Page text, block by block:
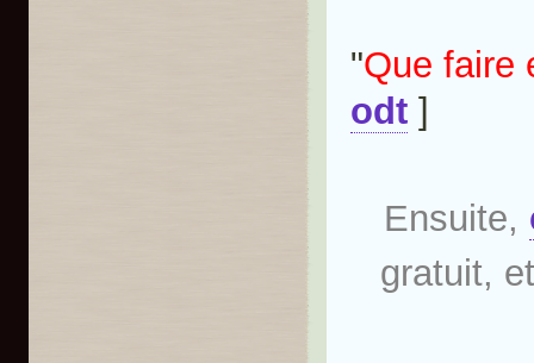
"Que faire
odt ]
Ensuite,
gratuit,